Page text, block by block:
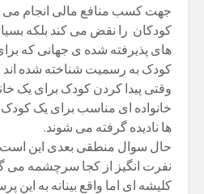
جهت کسب منافع مالی انجام می
کودکان را نقض می کند بلکە
های پذیرفتە شدە ی جهانی که
کودک به رسمیت شناخته شده اند
وقتی پیدا کردن کودک برای یک
خانوادە ای مناسب برای یک
ها نادیدە گرفتە می شوند.
حال سوال منطقی بعدی این است
نفرت انگیز از کجا سرچشمە می
کلیشە ای اما واقع بینانە بە این